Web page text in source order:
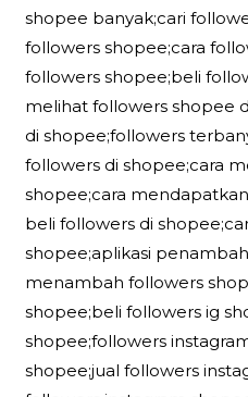
shopee banyak;cari
followers shopee;cara
followers shopee;beli
melihat followers shopee
di shopee;followers
followers di shopee;cara
shopee;cara
beli followers di
shopee;aplikasi
menambah followers
shopee;beli followers ig
shopee;followers
shopee;jual followers